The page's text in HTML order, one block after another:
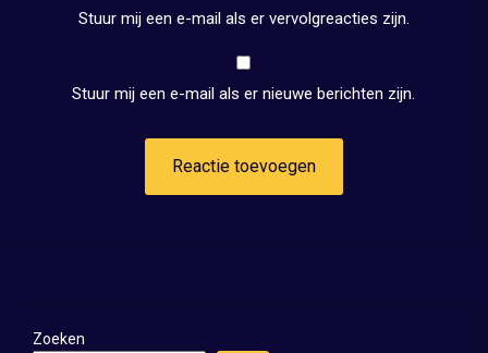
Stuur mij een e-mail als er vervolgreacties zijn.
Stuur mij een e-mail als er nieuwe berichten zijn.
Zoeken